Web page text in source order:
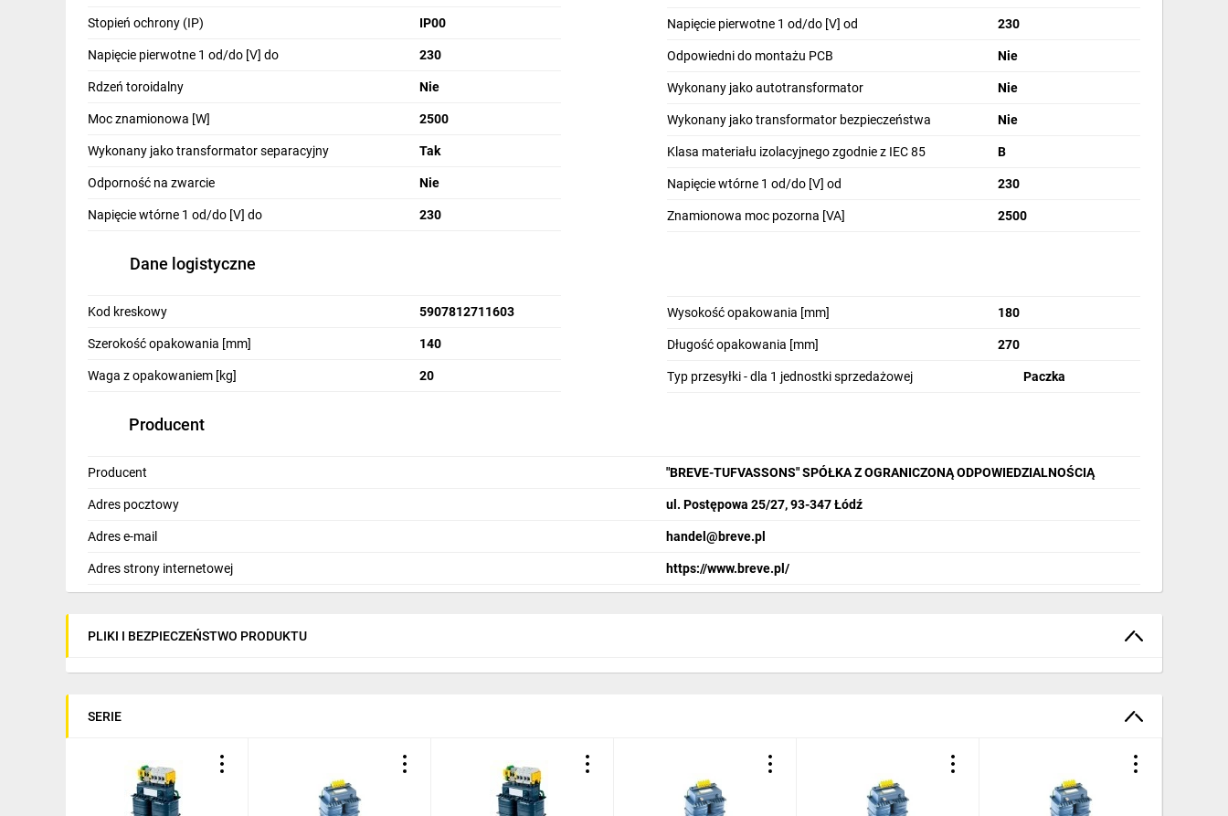
Odzież ochronna i BHP
Inne
Budowa i Remont
Elektronika
Smart home
Energetyka wiatrowa
Wentylacja i rekuperacja
Stopień ochrony (IP) IP00
Napięcie pierwotne 1 od/do [V] do 230
Rdzeń toroidalny Nie
Moc znamionowa [W] 2500
Wykonany jako transformator separacyjny Tak
Odporność na zwarcie Nie
Napięcie wtórne 1 od/do [V] do 230
Napięcie pierwotne 1 od/do [V] od 230
Odpowiedni do montażu PCB Nie
Wykonany jako autotransformator Nie
Wykonany jako transformator bezpieczeństwa Nie
Klasa materiału izolacyjnego zgodnie z IEC 85 B
Napięcie wtórne 1 od/do [V] od 230
Znamionowa moc pozorna [VA] 2500
Dane logistyczne
Kod kreskowy 5907812711603
Szerokość opakowania [mm] 140
Waga z opakowaniem [kg] 20
Wysokość opakowania [mm] 180
Długość opakowania [mm] 270
Typ przesyłki - dla 1 jednostki sprzedażowej Paczka
Producent
Producent "BREVE-TUFVASSONS" SPÓŁKA Z OGRANICZONĄ ODPOWIEDZIALNOŚCIĄ
Adres pocztowy ul. Postępowa 25/27, 93-347 Łódź
Adres e-mail handel@breve.pl
Adres strony internetowej https://www.breve.pl/
PLIKI I BEZPIECZEŃSTWO PRODUKTU
SERIE